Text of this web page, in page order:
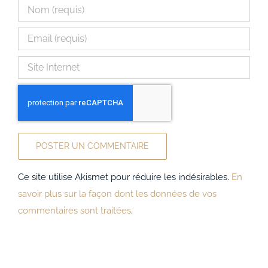
Ce site utilise Akismet pour réduire les indésirables. En
savoir plus sur la façon dont les données de vos
commentaires sont traitées.